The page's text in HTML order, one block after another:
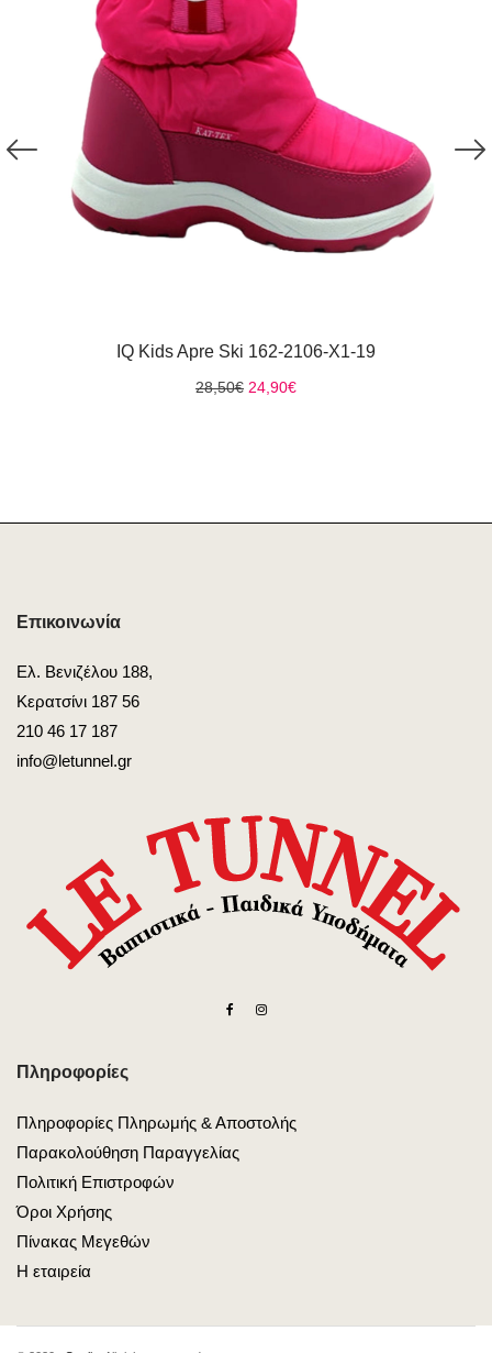
IQ Kids Apre Ski 162-2106-X1-19
28,50€ Original
24,90€Η
Επικοινωνία
Ελ. Βενιζέλου 188,
Κερατσίνι 187 56
210 46 17 187
info@letunnel.gr
Πληροφορίες
Πληροφορίες Πληρωμής & Αποστολής
Παρακολούθηση Παραγγελίας
Πολιτική Επιστροφών
Όροι Χρήσης
Πίνακας Μεγεθών
Η εταιρεία